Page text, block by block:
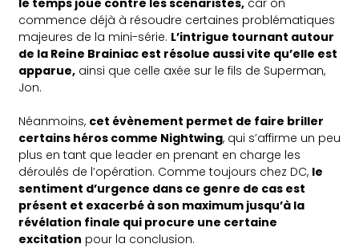
commence déjà à résoudre certaines problématiques
majeures de la mini-série. L’intrigue tournant autour
de la Reine Brainiac est résolue aussi vite qu’elle est
apparue, ainsi que celle axée sur le fils de Superman,
Jon.
Néanmoins, cet évènement permet de faire briller
certains héros comme Nightwing, qui s’affirme un peu
plus en tant que leader en prenant en charge les
déroulés de l’opération. Comme toujours chez DC, le
sentiment d’urgence dans ce genre de cas est
présent et exacerbé à son maximum jusqu’à la
révélation finale qui procure une certaine
excitation pour la conclusion.